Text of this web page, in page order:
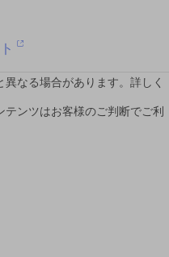
なる場合があります。詳しく
ンツはお客様のご判断でご利